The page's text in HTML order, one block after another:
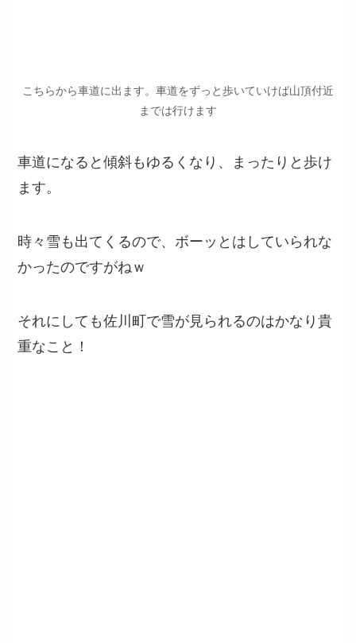
こちらから車道に出ます。車道をずっと歩いていけば山頂付近
までは行けます
車道になると傾斜もゆるくなり、まったりと歩け
ます。
時々雪も出てくるので、ボーッとはしていられな
かったのですがねｗ
それにしても佐川町で雪が見られるのはかなり貴
重なこと！